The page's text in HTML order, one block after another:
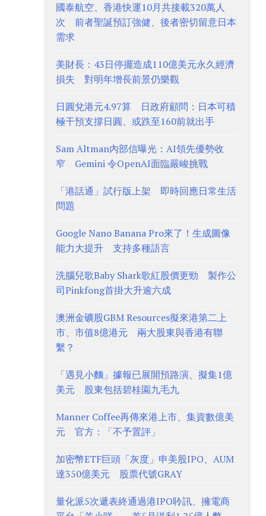
國泰航空、香港快運10月共接載320萬人
次 前者聖誕預訂強健、後者密切留意日本
需求
美財長：43日停擺造成110億美元永久經濟
損失 對明年增長前景仍樂觀
日圓兌港元4.97算 日政府顧問：日本可積
極干預支撐日圓、或跌至160前就出手
Sam Altman內部信曝光：AI領先優勢收
窄 Gemini 令OpenAI面臨嚴峻挑戰
「港話通」試行版上架 即時回應日常生活
問題
Google Nano Banana Pro來了！生成圖像
能力大提升 支持多種語言
洗腦兒歌Baby Shark歌紅股價更勁 製作公
司Pinkfong首掛大升逾六成
澳洲金礦股GBM Resources擬來港第二上
市、市值8億港元 兩大股東與香港有聯
繫？
「遇見小麵」據報已展開預路演、擬集1億
美元 股東包括碧桂園九毛九
Manner Coffee再傳來港上市、集資數億美
元 官方：「不予置評」
加密幣ETF巨頭「灰度」申美股IPO、AUM
達350億美元 股票代號GRAY
量化派5次遞表終通過港IPO聆訊、擁電商